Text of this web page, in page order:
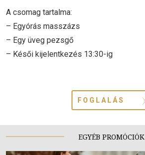
A csomag tartalma:
– Egyórás masszázs
– Egy üveg pezsgő
– Késői kijelentkezés 13:30-ig
FOGLALÁS
EGYÉB PROMÓCIÓK